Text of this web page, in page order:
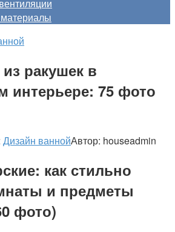
ракушек в
интерьере: 75 фото
Дизайн ваннойАвтор: houseadmin
как стильно
и предметы
фото)